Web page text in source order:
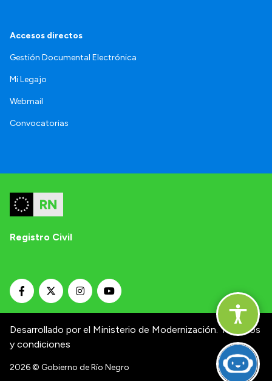
Accesos directos
Gestión Documental Electrónica
Mi Legajo
Webmail
Convocatorias
Registro Civil
Desarrollado por el Ministerio de Modernización. Términos
y condiciones
2026© Gobierno de Río Negro